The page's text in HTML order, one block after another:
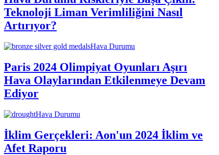
Teknoloji Liman Verimliliğini Nasıl
Artırıyor?
Hava Durumu
Paris 2024 Olimpiyat Oyunları Aşırı
Hava Olaylarından Etkilenmeye Devam
Ediyor
Hava Durumu
İklim Gerçekleri: Aon'un 2024 İklim ve
Afet Raporu